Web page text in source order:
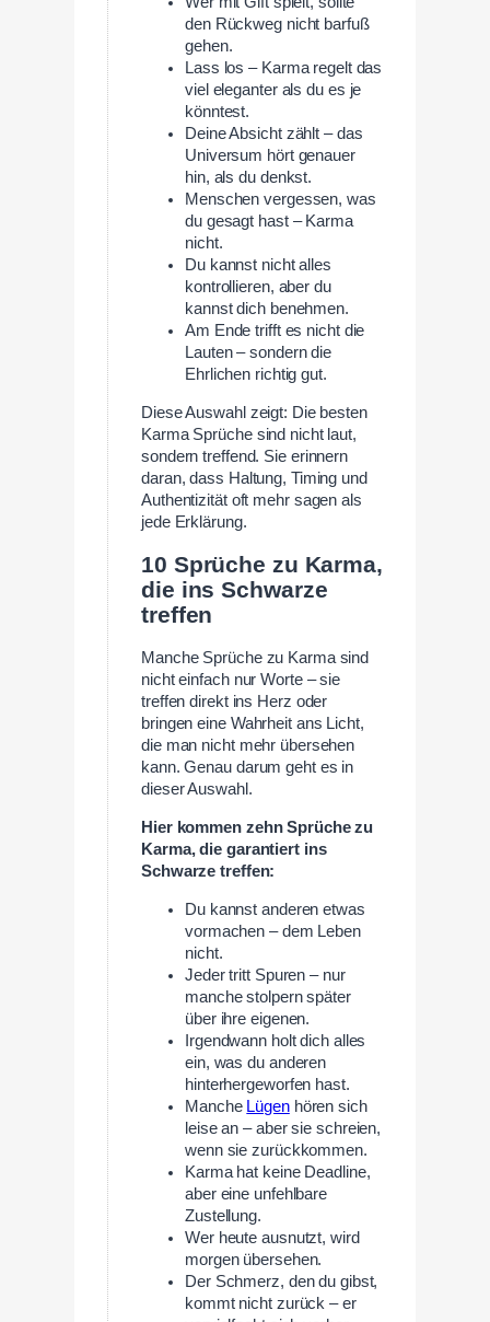
den Rückweg nicht barfuß
gehen.
Lass los – Karma regelt das
viel eleganter als du es je
könntest.
Deine Absicht zählt – das
Universum hört genauer
hin, als du denkst.
Menschen vergessen, was
du gesagt hast – Karma
nicht.
Du kannst nicht alles
kontrollieren, aber du
kannst dich benehmen.
Am Ende trifft es nicht die
Lauten – sondern die
Ehrlichen richtig gut.
Diese Auswahl zeigt: Die besten
Karma Sprüche sind nicht laut,
sondern treffend. Sie erinnern
daran, dass Haltung, Timing und
Authentizität oft mehr sagen als
jede Erklärung.
10 Sprüche zu Karma,
die ins Schwarze
treffen
Manche Sprüche zu Karma sind
nicht einfach nur Worte – sie
treffen direkt ins Herz oder
bringen eine Wahrheit ans Licht,
die man nicht mehr übersehen
kann. Genau darum geht es in
dieser Auswahl.
Hier kommen zehn Sprüche zu
Karma, die garantiert ins
Schwarze treffen:
Du kannst anderen etwas
vormachen – dem Leben
nicht.
Jeder tritt Spuren – nur
manche stolpern später
über ihre eigenen.
Irgendwann holt dich alles
ein, was du anderen
hinterhergeworfen hast.
Manche Lügenhören sich
leise an – aber sie schreien,
wenn sie zurückkommen.
Karma hat keine Deadline,
aber eine unfehlbare
Zustellung.
Wer heute ausnutzt, wird
morgen übersehen.
Der Schmerz, den du gibst,
kommt nicht zurück – er